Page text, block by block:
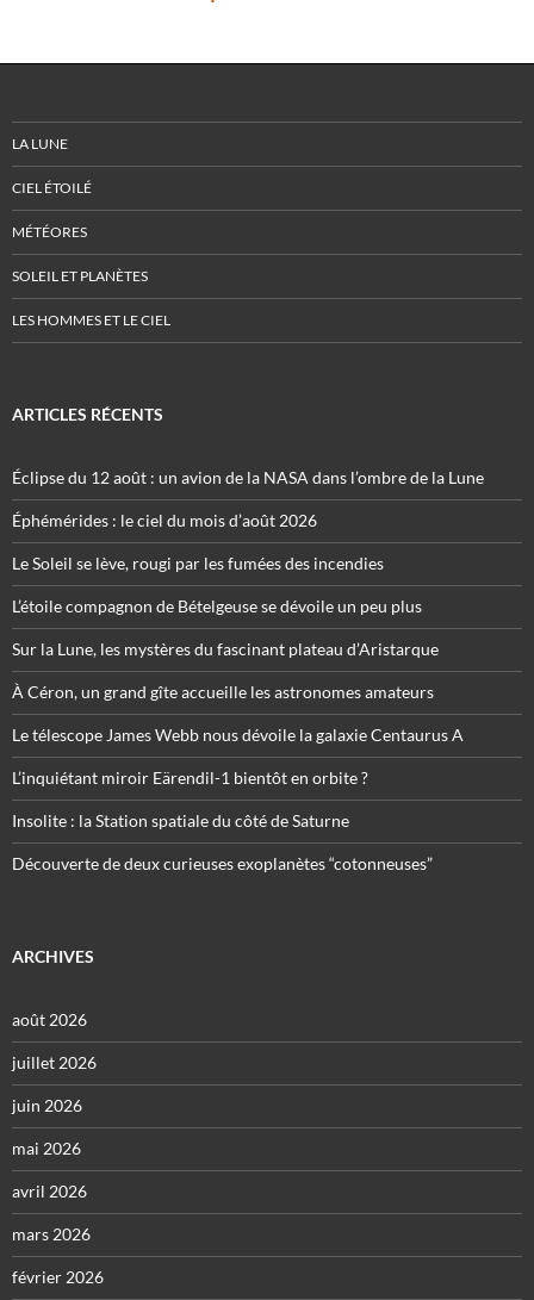
LA LUNE
CIEL ÉTOILÉ
MÉTÉORES
SOLEIL ET PLANÈTES
LES HOMMES ET LE CIEL
ARTICLES RÉCENTS
Éclipse du 12 août : un avion de la NASA dans l’ombre de la Lune
Éphémérides : le ciel du mois d’août 2026
Le Soleil se lève, rougi par les fumées des incendies
L’étoile compagnon de Bételgeuse se dévoile un peu plus
Sur la Lune, les mystères du fascinant plateau d’Aristarque
À Céron, un grand gîte accueille les astronomes amateurs
Le télescope James Webb nous dévoile la galaxie Centaurus A
L’inquiétant miroir Eärendil-1 bientôt en orbite ?
Insolite : la Station spatiale du côté de Saturne
Découverte de deux curieuses exoplanètes “cotonneuses”
ARCHIVES
août 2026
juillet 2026
juin 2026
mai 2026
avril 2026
mars 2026
février 2026